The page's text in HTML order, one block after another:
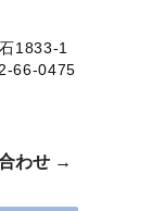
1833-1
66-0475
わせ →